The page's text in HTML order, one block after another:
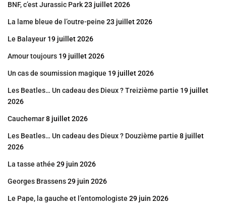
BNF, c’est Jurassic Park23 juillet 2026
La lame bleue de l’outre-peine 23 juillet 2026
Le Balayeur 19 juillet 2026
Amour toujours 19 juillet 2026
Un cas de soumission magique 19 juillet 2026
Les Beatles… Un cadeau des Dieux ? Treizième partie 19 juillet
2026
Cauchemar8 juillet 2026
Les Beatles… Un cadeau des Dieux ? Douzième partie 8 juillet
2026
La tasse athée 29 juin 2026
Georges Brassens29 juin 2026
Le Pape, la gauche et l’entomologiste 29 juin 2026